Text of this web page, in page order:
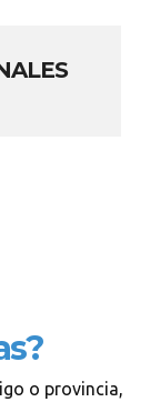
o provincia,